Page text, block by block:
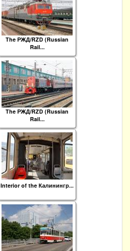
The РЖД/RZD (Russian
Rail...
The РЖД/RZD (Russian
Rail...
Interior of the Калинингр...